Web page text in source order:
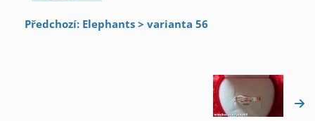
Předchozí: Elephants > varianta 56